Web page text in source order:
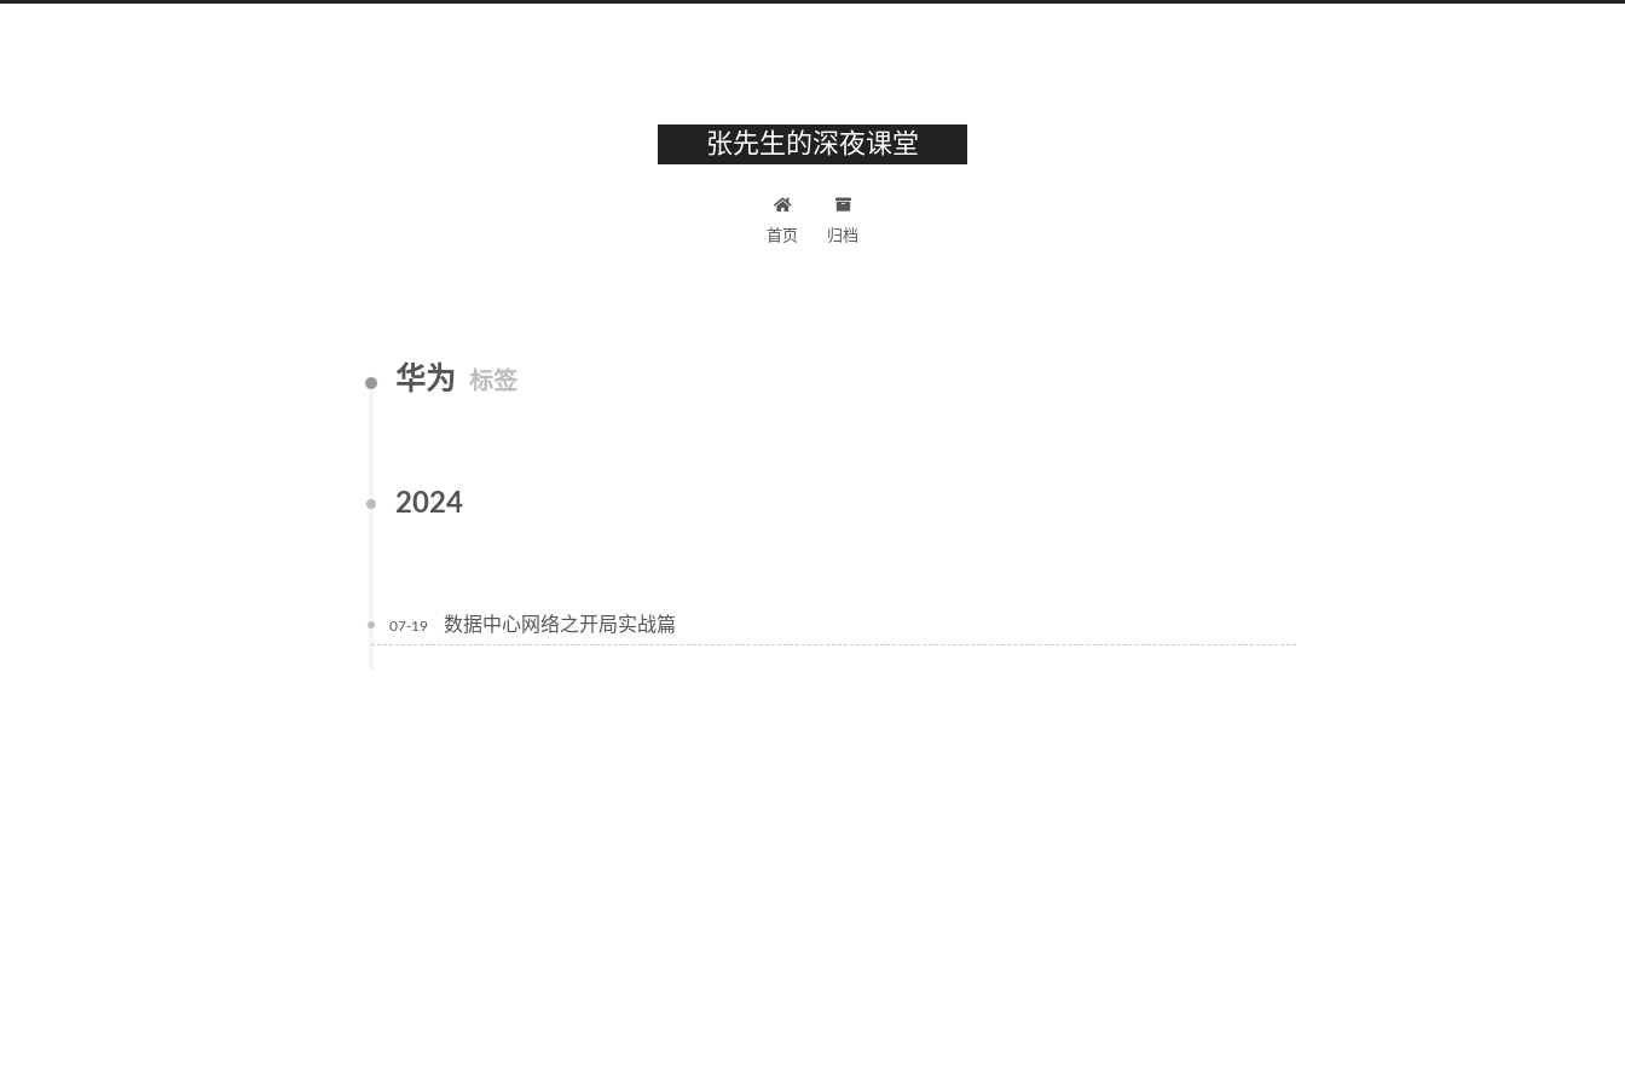
张先生的深夜课堂
首页 归档
华为 标签
2024
07-19 数据中心网络之开局实战篇